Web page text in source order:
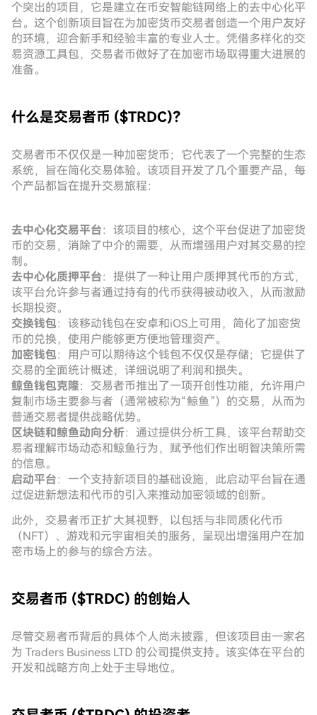
个突出的项目，它是建立在币安智能链网络上的去中心化平
台。这个创新项目旨在为加密货币交易者创造一个用户友好
的环境，迎合新手和经验丰富的专业人士。凭借多样化的交
易资源工具包，交易者币做好了在加密市场取得重大进展的
准备。
什么是交易者币 ($TRDC)？
交易者币不仅仅是一种加密货币；它代表了一个完整的生态
系统，旨在简化交易体验。该项目开发了几个重要产品，每
个产品都旨在提升交易旅程：
去中心化交易平台：该项目的核心，这个平台促进了加密货
币的交易，消除了中介的需要，从而增强用户对其交易的控
制。
去中心化质押平台：提供了一种让用户质押其代币的方式，
该平台允许参与者通过持有的代币获得被动收入，从而激励
长期投资。
交换钱包：该移动钱包在安卓和iOS上可用，简化了加密货
币的兑换，使用户能够更方便地管理资产。
加密钱包：用户可以期待这个钱包不仅仅是存储；它提供了
交易的全面统计概述，详细说明了利润和损失。
鲸鱼钱包克隆：交易者币推出了一项开创性功能，允许用户
复制市场主要参与者（通常被称为“鲸鱼”）的交易，从而为
普通交易者提供战略优势。
区块链和鲸鱼动向分析：通过提供分析工具，该平台帮助交
易者理解市场动态和鲸鱼行为，赋予他们作出明智决策所需
的信息。
启动平台：一个支持新项目的基础设施，此启动平台旨在通
过促进新想法和代币的引入来推动加密领域的创新。
此外，交易者币正扩大其视野，以包括与非同质化代币
（NFT）、游戏和元宇宙相关的服务，呈现出增强用户在加
密市场上的参与的综合方法。
交易者币 ($TRDC) 的创始人
尽管交易者币背后的具体个人尚未披露，但该项目由一家名
为 Traders Business LTD 的公司提供支持。该实体在平台的
开发和战略方向上处于主导地位。